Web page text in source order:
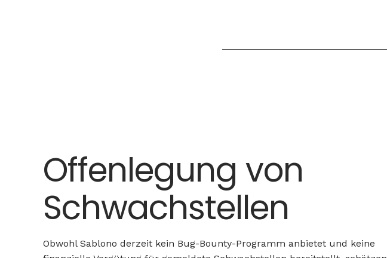
Offenlegung von
Schwachstellen
Obwohl Sablono derzeit kein Bug-Bounty-Programm anbietet und keine